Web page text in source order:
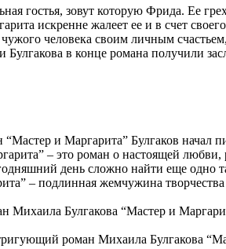
гостья, зовут которую Фрида. Ее
искренне жалеет ее и в счет
человека своим личным
Булгакова в конце романа получили
“Мастер и Маргарита” Булгаков
– это роман о настоящей любви,
день сложно найти еще
– подлинная жемчужина
Булгакова “Мастер и
роман Михаила Булгакова